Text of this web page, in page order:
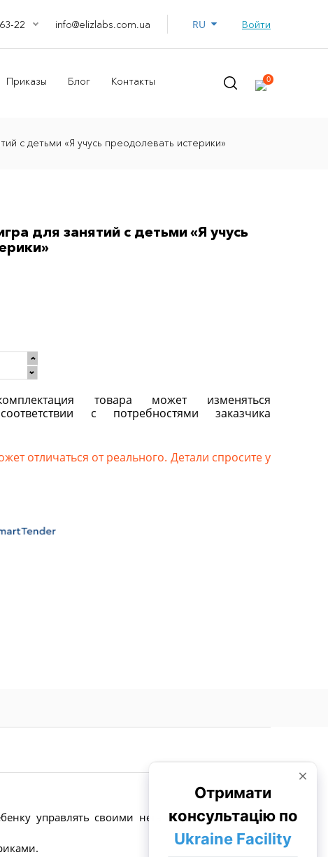
22 info@elizlabs.com.ua Войти
Приказы Блог Контакты 0
с детьми «Я учусь преодолевать истерики»
для занятий с детьми «Я учусь
товара может изменяться
с потребностями заказчика
отличаться от реального. Детали спросите у
управлять своими негативными эмоциями.